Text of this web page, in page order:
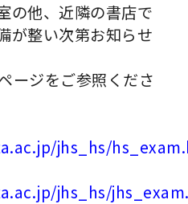
の他、近隣の書店で
が整い次第お知らせ
ージをご参照くださ
jhs_hs/
jhs_hs/